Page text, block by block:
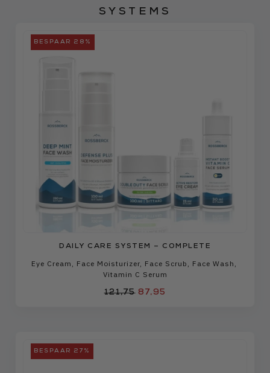
SYSTEMS
BESPAAR 28%
DAILY CARE SYSTEM – COMPLETE
121,75 87,95
Eye Cream Face Moisturizer, Face Scrub Face Wash
Vitamin C Serum
BESPAAR 27%